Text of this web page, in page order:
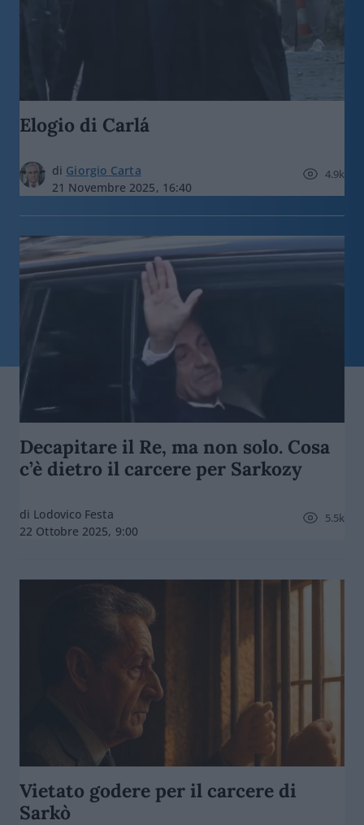
Elogio di Carlá
di Giorgio Carta
21 Novembre 2025, 16:40
4.9k
Decapitare il Re, ma non solo. Cosa
c’è dietro il carcere per Sarkozy
di Lodovico Festa
22 Ottobre 2025, 9:00
5.5k
Vietato godere per il carcere di
Sarkò